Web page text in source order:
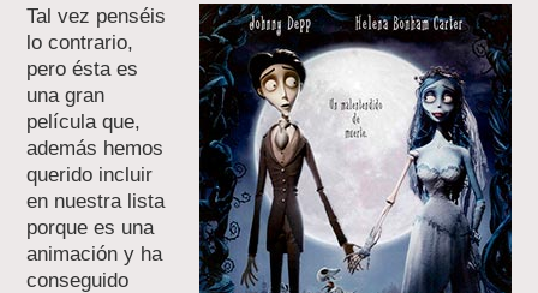
Tal vez penséis
lo contrario,
pero ésta es
una gran
película que,
además hemos
querido incluir
en nuestra lista
porque es una
animación y ha
conseguido